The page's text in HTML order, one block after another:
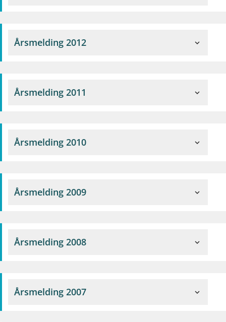
Årsmelding 2012 expand_more
Årsmelding 2011 expand_more
Årsmelding 2010 expand_more
Årsmelding 2009 expand_more
Årsmelding 2008 expand_more
Årsmelding 2007 expand_more